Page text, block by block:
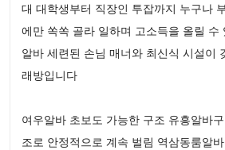
대 대학생부터 직장인 투잡까지 누구나
에만 쏙쏙 골라 일하며 고소득을 올릴 수
알바 세련된 손님 매너와 최신식 시설이
래방입니다
여우알바 초보도 가능한 구조 유흥알바
조로 안정적으로 계속 벌림 역삼동룸알